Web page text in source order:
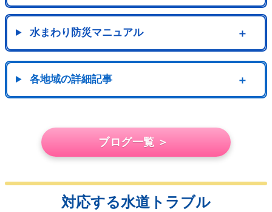
水まわり防災マニュアル ＋
各地域の詳細記事 ＋
ブログ一覧 ＞
対応する水道トラブル